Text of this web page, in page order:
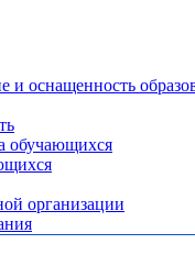
и оснащенность
обучающихся
организации